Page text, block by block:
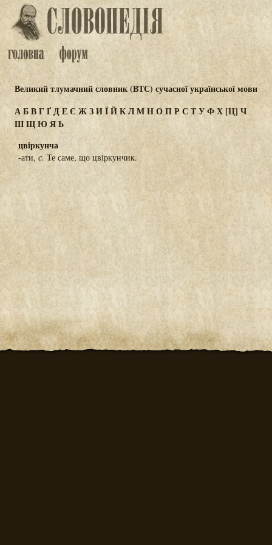
Великий тлумачний словник (ВТС) сучасної української мови
АБВГҐДЕЄ ЖЗИЇЙКЛМНОПРС ТУФХ [Ц] Ч
ШЩЮЯЬ
цвіркунча
-ати, с. Те саме, що цвіркунчик.